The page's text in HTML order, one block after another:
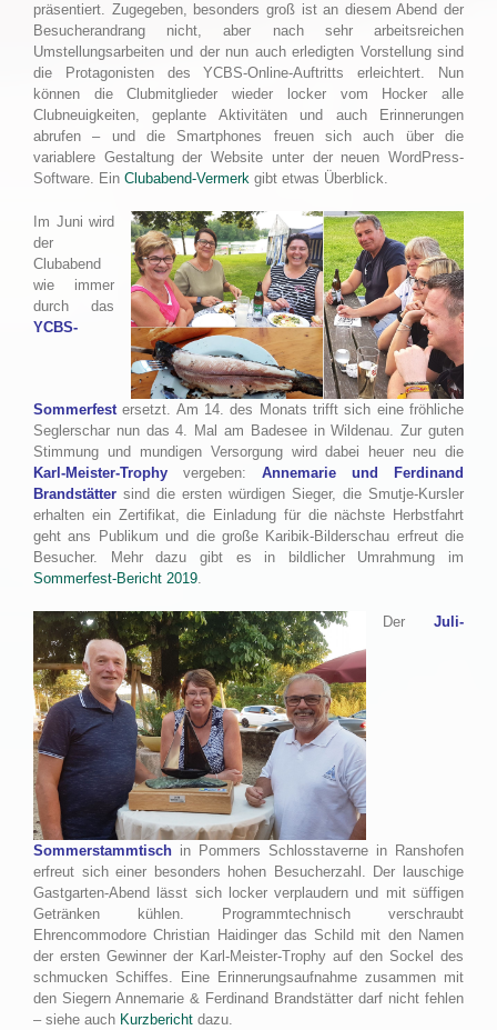
präsentiert. Zugegeben, besonders groß ist an diesem Abend der
Besucherandrang nicht, aber nach sehr arbeitsreichen
Umstellungsarbeiten und der nun auch erledigten Vorstellung sind
die Protagonisten des YCBS-Online-Auftritts erleichtert. Nun
können die Clubmitglieder wieder locker vom Hocker alle
Clubneuigkeiten, geplante Aktivitäten und auch Erinnerungen
abrufen – und die Smartphones freuen sich auch über die
variablere Gestaltung der Website unter der neuen WordPress-
Software. Ein Clubabend-Vermerk gibt etwas Überblick.
Im Juni wird
der
Clubabend
wie immer
durch das
YCBS-
Sommerfest ersetzt. Am 14. des Monats trifft sich eine fröhliche
Seglerschar nun das 4. Mal am Badesee in Wildenau. Zur guten
Stimmung und mundigen Versorgung wird dabei heuer neu die
Karl-Meister-Trophy vergeben: Annemarie und Ferdinand
Brandstätter sind die ersten würdigen Sieger, die Smutje-Kursler
erhalten ein Zertifikat, die Einladung für die nächste Herbstfahrt
geht ans Publikum und die große Karibik-Bilderschau erfreut die
Besucher. Mehr dazu gibt es in bildlicher Umrahmung im
Sommerfest-Bericht 2019
Der Juli-
Sommerstammtisch in Pommers Schlosstaverne in Ranshofen
erfreut sich einer besonders hohen Besucherzahl. Der lauschige
Gastgarten-Abend lässt sich locker verplaudern und mit süffigen
Getränken kühlen. Programmtechnisch verschraubt
Ehrencommodore Christian Haidinger das Schild mit den Namen
der ersten Gewinner der Karl-Meister-Trophy auf den Sockel des
schmucken Schiffes. Eine Erinnerungsaufnahme zusammen mit
den Siegern Annemarie & Ferdinand Brandstätter darf nicht fehlen
– siehe auch Kurzbericht dazu.